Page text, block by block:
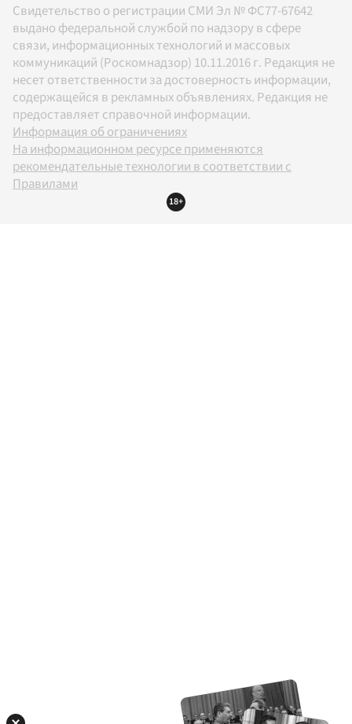
Свидетельство о регистрации СМИ Эл № ФС77-67642
выдано федеральной службой по надзору в сфере
связи, информационных технологий и массовых
коммуникаций (Роскомнадзор) 10.11.2016 г. Редакция не
несет ответственности за достоверность информации,
содержащейся в рекламных объявлениях. Редакция не
предоставляет справочной информации.
Информация об ограничениях
На информационном ресурсе применяются
рекомендательные технологии в соответствии с
Правилами
18+